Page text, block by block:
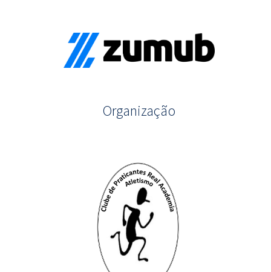
Organização